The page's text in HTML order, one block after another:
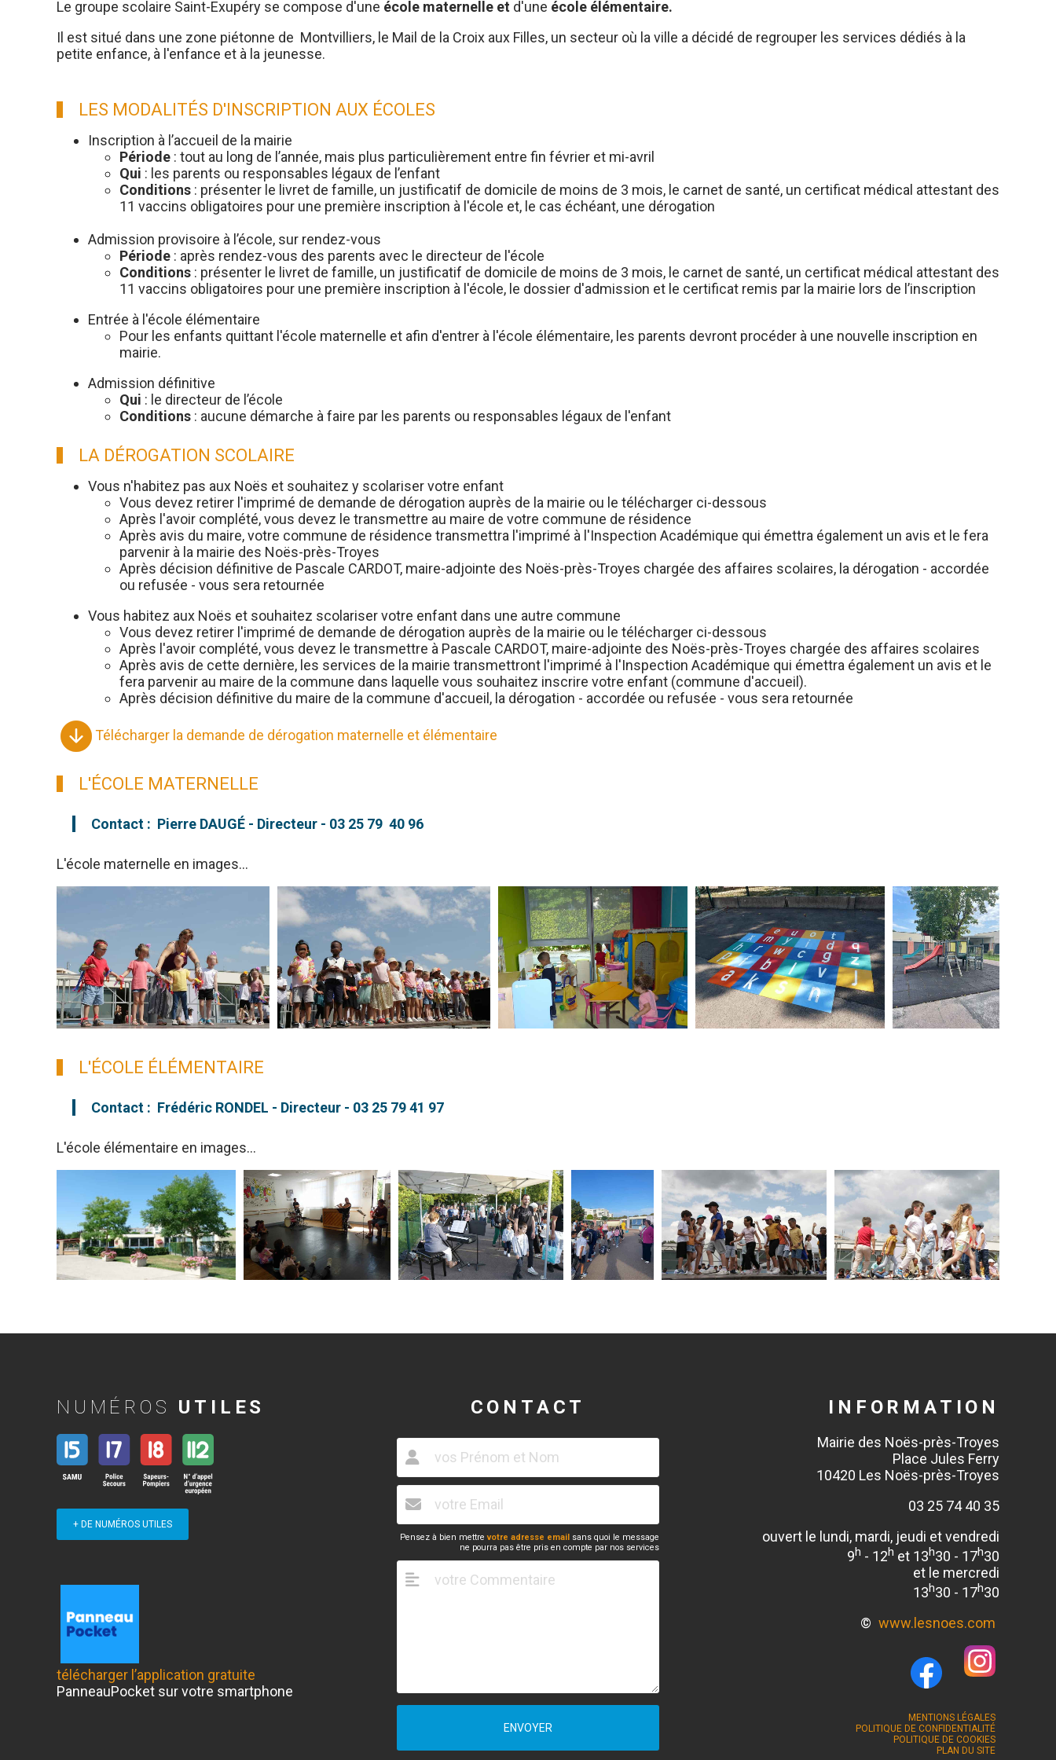
Le groupe scolaire Saint-Exupéry se compose d'une école maternelle et d'une école élémentaire.
Il est situé dans une zone piétonne de Montvilliers, le Mail de la Croix aux Filles, un secteur où la ville a décidé de regrouper les services dédiés à la
petite enfance, à l'enfance et à la jeunesse.
LES MODALITÉS D'INSCRIPTION AUX ÉCOLES
Inscription à l’accueil de la mairie
Période : tout au long de l’année, mais plus particulièrement entre fin février et mi-avril
Qui : les parents ou responsables légaux de l’enfant
Conditions : présenter le livret de famille, un justificatif de domicile de moins de 3 mois, le carnet de santé, un certificat médical attestant des
11 vaccins obligatoires pour une première inscription à l'école et, le cas échéant, une dérogation
Admission provisoire à l’école, sur rendez-vous
Période : après rendez-vous des parents avec le directeur de l'école
Conditions : présenter le livret de famille, un justificatif de domicile de moins de 3 mois, le carnet de santé, un certificat médical attestant des
11 vaccins obligatoires pour une première inscription à l'école, le dossier d'admission et le certificat remis par la mairie lors de l’inscription
Entrée à l'école élémentaire
Pour les enfants quittant l'école maternelle et afin d'entrer à l'école élémentaire, les parents devront procéder à une nouvelle inscription en
mairie.
Admission définitive
Qui : le directeur de l’école
Conditions : aucune démarche à faire par les parents ou responsables légaux de l'enfant
LA DÉROGATION SCOLAIRE
Vous n'habitez pas aux Noës et souhaitez y scolariser votre enfant
Vous devez retirer l'imprimé de demande de dérogation auprès de la mairie ou le télécharger ci-dessous
Après l'avoir complété, vous devez le transmettre au maire de votre commune de résidence
Après avis du maire, votre commune de résidence transmettra l'imprimé à l'Inspection Académique qui émettra également un avis et le fera
parvenir à la mairie des Noës-près-Troyes
Après décision définitive de Pascale CARDOT, maire-adjointe des Noës-près-Troyes chargée des affaires scolaires, la dérogation - accordée
ou refusée - vous sera retournée
Vous habitez aux Noës et souhaitez scolariser votre enfant dans une autre commune
Vous devez retirer l'imprimé de demande de dérogation auprès de la mairie ou le télécharger ci-dessous
Après l'avoir complété, vous devez le transmettre à Pascale CARDOT, maire-adjointe des Noës-près-Troyes chargée des affaires scolaires
Après avis de cette dernière, les services de la mairie transmettront l'imprimé à l'Inspection Académique qui émettra également un avis et le
fera parvenir au maire de la commune dans laquelle vous souhaitez inscrire votre enfant (commune d'accueil).
Après décision définitive du maire de la commune d'accueil, la dérogation - accordée ou refusée - vous sera retournée
Télécharger la demande de dérogation maternelle et élémentaire
L'ÉCOLE MATERNELLE
Contact : Pierre DAUGÉ - Directeur - 03 25 79 40 96
L'école maternelle en images...
L'ÉCOLE ÉLÉMENTAIRE
Contact : Frédéric RONDEL - Directeur - 03 25 79 41 97
L'école élémentaire en images...
NUMÉROS UTILES
+ DE NUMÉROS UTILES
télécharger l’application gratuite
PanneauPocket sur votre smartphone
CONTACT
Pensez à bien mettrevotre adresse emailsans quoi le message
ne pourra pas être pris en compte par nos services
ENVOYER
INFORMATION
Mairie des Noës-près-Troyes
Place Jules Ferry
10420 Les Noës-près-Troyes
03 25 74 40 35
ouvert le lundi, mardi, jeudi et vendredi
9h - 12h et 13h30 - 17h30
et le mercredi
13h30 - 17h30
© www.lesnoes.com
MENTIONS LÉGALES
POLITIQUE DE CONFIDENTIALITÉ
POLITIQUE DE COOKIES
PLAN DU SITE